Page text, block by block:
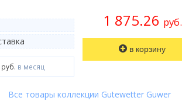
1 875.26 руб.
в корзину
в месяц
Все товары коллекции Gutewetter Guwer